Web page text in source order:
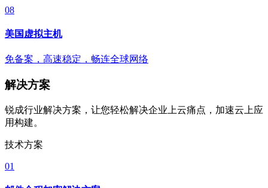
08
美国虚拟主机
免备案，高速稳定，畅连全球网络
解决方案
锐成行业解决方案，让您轻松解决企业上云痛点，加速云上应
用构建。
技术方案
01